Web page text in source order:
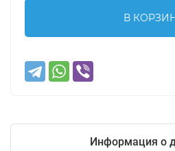
В
Информация о